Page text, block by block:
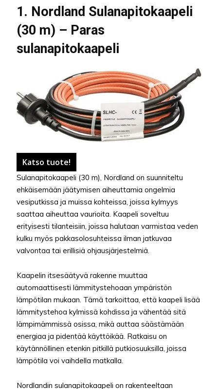
1. Nordland Sulanapitokaapeli
(30 m) – Paras
sulanapitokaapeli
Katso tuote!
Sulanapitokaapeli (30 m), Nordland on suunniteltu
ehkäisemään jäätymisen aiheuttamia ongelmia
vesiputkissa ja muissa kohteissa, joissa kylmyys
saattaa aiheuttaa vaurioita. Kaapeli soveltuu
erityisesti tilanteisiin, joissa halutaan varmistaa veden
kulku myös pakkasolosuhteissa ilman jatkuvaa
valvontaa tai erillisiä ohjausjärjestelmiä.
Kaapelin itsesäätyvä rakenne muuttaa
automaattisesti lämmitystehoaan ympäristön
lämpötilan mukaan. Tämä tarkoittaa, että kaapeli lisää
lämmitystehoa kylmissä kohdissa ja vähentää sitä
lämpimämmissä osissa, mikä auttaa säästämään
energiaa ja pidentää käyttöikää. Ratkaisu on
käytännöllinen etenkin pitkillä putkiosuuksilla, joissa
lämpötila voi vaihdella matkalla.
Nordlandin sulanapitokaapeli on rakenteeltaan